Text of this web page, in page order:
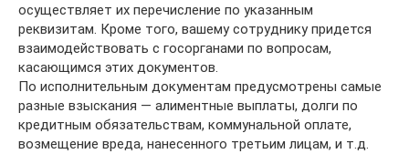
осуществляет их перечисление по указанным
реквизитам. Кроме того, вашему сотруднику придется
взаимодействовать с госорганами по вопросам,
касающимся этих документов.
По исполнительным документам предусмотрены самые
разные взыскания — алиментные выплаты, долги по
кредитным обязательствам, коммунальной оплате,
возмещение вреда, нанесенного третьим лицам, и т.д.